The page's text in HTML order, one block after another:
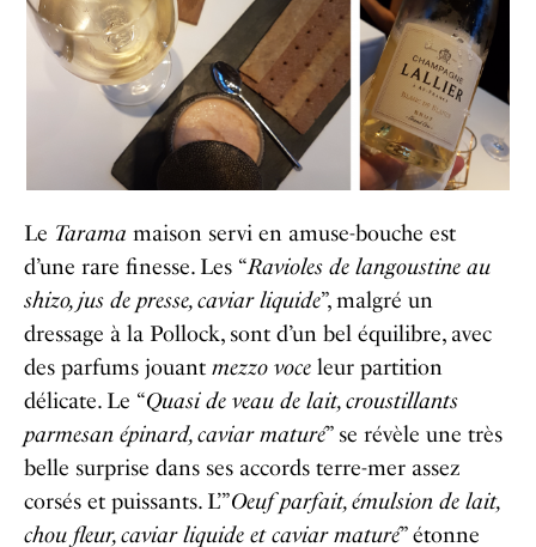
Le Tarama maison servi en amuse-bouche est
d’une rare finesse. Les “Ravioles de langoustine au
shizo, jus de presse, caviar liquide”, malgré un
dressage à la Pollock, sont d’un bel équilibre, avec
des parfums jouant mezzo voce leur partition
délicate. Le “Quasi de veau de lait, croustillants
parmesan épinard, caviar maturé” se révèle une très
belle surprise dans ses accords terre-mer assez
corsés et puissants. L’”Oeuf parfait, émulsion de lait,
chou fleur, caviar liquide et caviar maturé” étonne